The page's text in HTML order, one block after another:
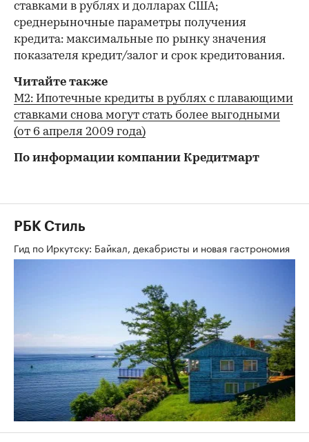
ставками в рублях и долларах США;
среднерыночные параметры получения
кредита: максимальные по рынку значения
показателя кредит/залог и срок кредитования.
Читайте также
М2: Ипотечные кредиты в рублях с плавающими
ставками снова могут стать более выгодными
(от 6 апреля 2009 года)
По информации компании Кредитмарт
РБК Стиль
Гид по Иркутску: Байкал, декабристы и новая гастрономия